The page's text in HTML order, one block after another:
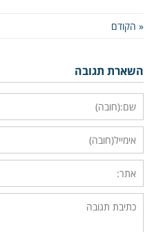
« הקודם
השארת תגובה